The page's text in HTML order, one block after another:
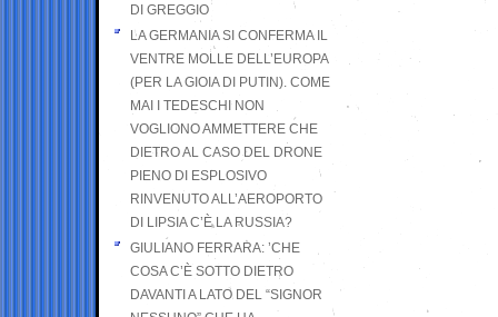
DI GREGGIO
LA GERMANIA SI CONFERMA IL
VENTRE MOLLE DELL’EUROPA
(PER LA GIOIA DI PUTIN). COME
MAI I TEDESCHI NON
VOGLIONO AMMETTERE CHE
DIETRO AL CASO DEL DRONE
PIENO DI ESPLOSIVO
RINVENUTO ALL’AEROPORTO
DI LIPSIA C’È LA RUSSIA?
GIULIANO FERRARA: ’CHE
COSA C’È SOTTO DIETRO
DAVANTI A LATO DEL “SIGNOR